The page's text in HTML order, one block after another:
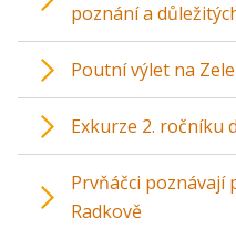
poznání a
Poutní výlet na
Exkurze 2. ročníku
Prvňáčci poznávají
Radkově